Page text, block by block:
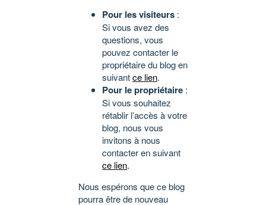
Pour les visiteurs :
Si vous avez des
questions, vous
pouvez contacter le
propriétaire du blog en
suivantce lien.
Pour le propriétaire :
Si vous souhaitez
rétablir l’accès à votre
blog, nous vous
invitons à nous
contacter en suivant
ce lien.
Nous espérons que ce blog
pourra être de nouveau